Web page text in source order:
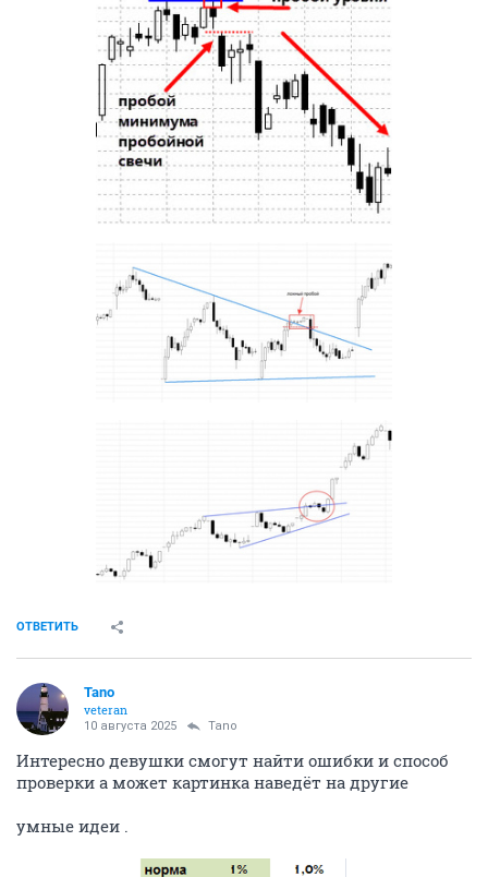
ОТВЕТИТЬ
Tano
veteran
10 августа 2025 Tano
Интересно девушки смогут найти ошибки и способ
проверки а может картинка наведёт на другие
умные идеи .